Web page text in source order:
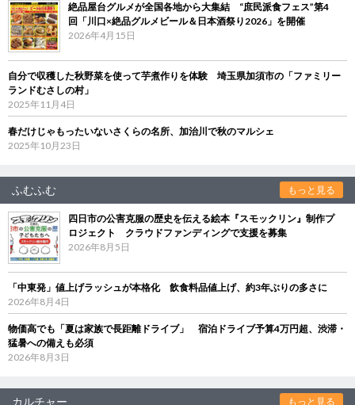
絶品屋台グルメが全国各地から大集結 “庶民派食フェス”第4
回「川口×絶品グルメビール＆日本酒祭り2026」を開催
2026年4月15日
自分で収穫した秋野菜を使って芋煮作りを体験 埼玉県加須市の「ファミリー
ランドむさしの村」
2025年11月4日
春だけじゃもったいないさくらの名所、加治川で秋のマルシェ
2025年10月23日
ふむふむ もっと見る
四日市の公害克服の歴史を伝える絵本『スモックリン』制作プ
ロジェクト クラウドファンディングで支援を募集
2026年8月5日
「中東発」値上げラッシュが本格化 飲食料品値上げ、約3年ぶりの多さに
2026年8月4日
物価高でも「夏は家族で長距離ドライブ」 宿泊ドライブ予算4万円超、渋滞・
猛暑への備えも必須
2026年8月3日
カルチャー もっと見る